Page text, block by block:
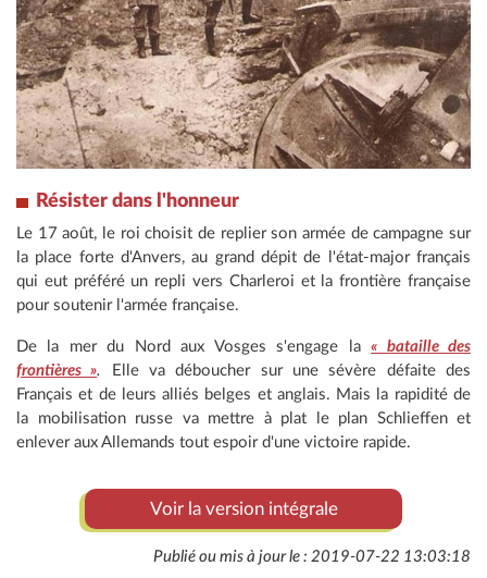
Résister dans l'honneur
Le 17 août, le roi choisit de replier son armée de campagne sur
la place forte d'Anvers, au grand dépit de l'état-major français
qui eut préféré un repli vers Charleroi et la frontière française
pour soutenir l'armée française.
De la mer du Nord aux Vosges s'engage la« bataille des
frontières ». Elle va déboucher sur une sévère défaite des
Français et de leurs alliés belges et anglais. Mais la rapidité de
la mobilisation russe va mettre à plat le plan Schlieffen et
enlever aux Allemands tout espoir d'une victoire rapide.
Voir la version intégrale
Publié ou mis à jour le : 2019-07-22 13:03:18